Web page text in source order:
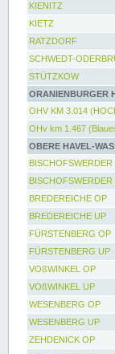
KIENITZ
KIETZ
RATZDORF
SCHWEDT-
STÜTZKOW
ORANIENBURGER
OHV KM 3.014
OHv km 1.467
OBERE HAVEL-
BISCHOFSWERDER
BISCHOFSWERDER
BREDEREICHE OP
BREDEREICHE UP
FÜRSTENBERG OP
FÜRSTENBERG UP
VOßWINKEL OP
VOßWINKEL UP
WESENBERG OP
WESENBERG UP
ZEHDENICK OP